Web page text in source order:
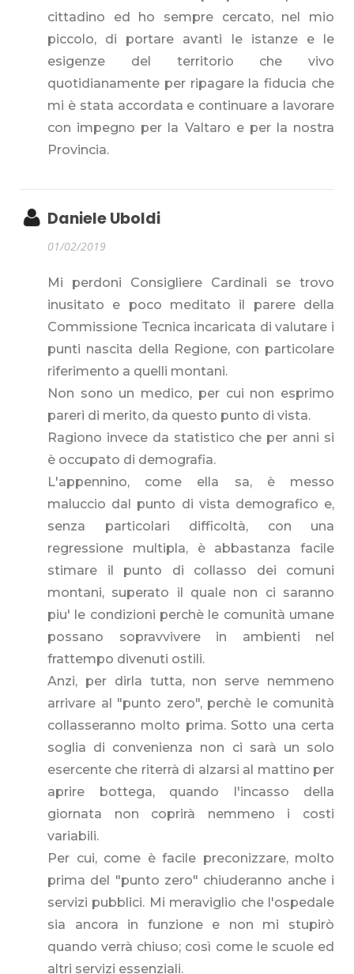
cittadino ed ho sempre cercato, nel mio
piccolo, di portare avanti le istanze e le
esigenze del territorio che vivo
quotidianamente per ripagare la fiducia che
mi è stata accordata e continuare a lavorare
con impegno per la Valtaro e per la nostra
Provincia.
Daniele Uboldi
01/02/2019
Mi perdoni Consigliere Cardinali se trovo
inusitato e poco meditato il parere della
Commissione Tecnica incaricata di valutare i
punti nascita della Regione, con particolare
riferimento a quelli montani.
Non sono un medico, per cui non esprimo
pareri di merito, da questo punto di vista.
Ragiono invece da statistico che per anni si
è occupato di demografia.
L'appennino, come ella sa, è messo
maluccio dal punto di vista demografico e,
senza particolari difficoltà, con una
regressione multipla, è abbastanza facile
stimare il punto di collasso dei comuni
montani, superato il quale non ci saranno
piu' le condizioni perchè le comunità umane
possano sopravvivere in ambienti nel
frattempo divenuti ostili.
Anzi, per dirla tutta, non serve nemmeno
arrivare al "punto zero", perchè le comunità
collasseranno molto prima. Sotto una certa
soglia di convenienza non ci sarà un solo
esercente che riterrà di alzarsi al mattino per
aprire bottega, quando l'incasso della
giornata non coprirà nemmeno i costi
variabili.
Per cui, come è facile preconizzare, molto
prima del "punto zero" chiuderanno anche i
servizi pubblici. Mi meraviglio che l'ospedale
sia ancora in funzione e non mi stupirò
quando verrà chiuso; così come le scuole ed
altri servizi essenziali.